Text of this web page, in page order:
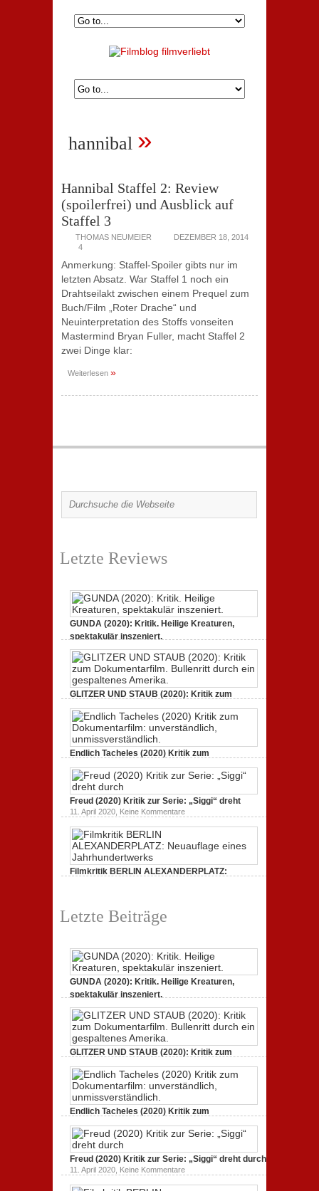
hannibal »
Hannibal Staffel 2: Review
(spoilerfrei) und Ausblick auf
Staffel 3
THOMAS NEUMEIER
DEZEMBER 18, 2014
4
Anmerkung: Staffel-Spoiler gibts nur im
letzten Absatz. War Staffel 1 noch ein
Drahtseilakt zwischen einem Prequel zum
Buch/Film „Roter Drache“ und
Neuinterpretation des Stoffs vonseiten
Mastermind Bryan Fuller, macht Staffel 2
zwei Dinge klar:
Weiterlesen »
Letzte Reviews
GUNDA (2020): Kritik. Heilige Kreaturen,
spektakulär inszeniert.
GUNDA
(2020):
Kritik.
Kreaturen,
spektakulär
GLITZER UND STAUB (2020): Kritik zum
Dokumentarfilm.
3. Oktober 2020,Keine Kommentare zu
GLITZER
UND
(2020):
Kritik
zum
Dokumentarfilm.
durch
ein
Amerika.
Endlich Tacheles (2020) Kritik zum
Dokumentarfilm: unverständlich,
19. Mai 2020,Keine Kommentarezu
Tacheles
(2020)
Kritik
zum
Dokumentarfilm:
unmissverständlich.
Freud (2020) Kritik zur Serie: „Siggi“ dreht
11. April 2020, Keine Kommentarezu
Freud
(2020)
zur
dreht
durch
Filmkritik BERLIN ALEXANDERPLATZ:
Letzte Beiträge
GUNDA (2020): Kritik. Heilige Kreaturen,
spektakulär inszeniert.
GUNDA
(2020):
Kritik.
Kreaturen,
spektakulär
GLITZER UND STAUB (2020): Kritik zum
Dokumentarfilm. Bullenritt durch ein
gespaltenes Amerika.
3. Oktober 2020,Keine Kommentarezu
UND
STAUB
Kritik
zum
Bullenritt
durch
ein
Endlich Tacheles (2020) Kritik zum
Dokumentarfilm: unverständlich,
unmissverständlich.
19. Mai 2020,Keine Kommentare
Endlich
Tacheles
(2020)
Freud (2020) Kritik zur Serie: „Siggi“ dreht durch
11. April 2020, Keine Kommentarezu
Freud
(2020)